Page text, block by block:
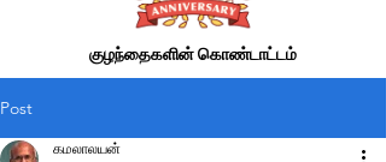
குழந்தைகளின் கொண்டாட்டம்
Post
கமலாலயன்